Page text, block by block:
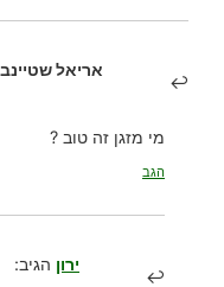
אריאל
מי מזגן זה טוב ?
הגב
ירון הגיב: